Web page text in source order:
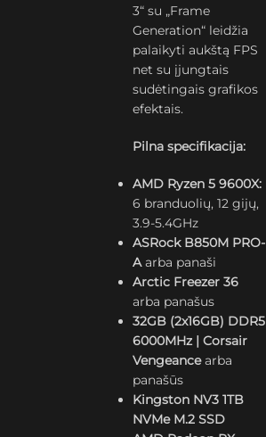
3“ su „Frame
Generation“ leidžia
palaikyti aukštą FPS
net su įjungtais
sudėtingais grafikos
efektais.
Pilna specifikacija:
AMD Ryzen 5 9600X:
6 branduolių, 12 gijų,
3.9-5.4GHz
ASRock B850M PRO-
Aarba panaši
Arctic Freezer 36
arba panašus
32GB (2x16GB) DDR5
6000MHz | Corsair
Vengeancearba
panašūs
Kingston NV3 1TB
NVMe M.2 SSD